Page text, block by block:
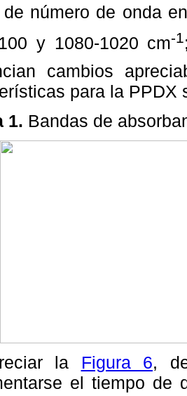
número de onda
y 1080-1020 cm-1
cambios
para la PPDX
1. Bandas de
la Figura 6,
el tiempo de